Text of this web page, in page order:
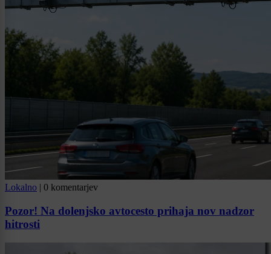
Lokalno | 0 komentarjev
Pozor! Na dolenjsko avtocesto prihaja nov nadzor
hitrosti